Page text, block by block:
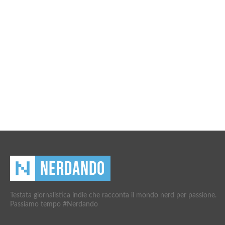
Testata giornalistica indie che racconta il mondo nerd per passione.
Passiamo tempo #Nerdando